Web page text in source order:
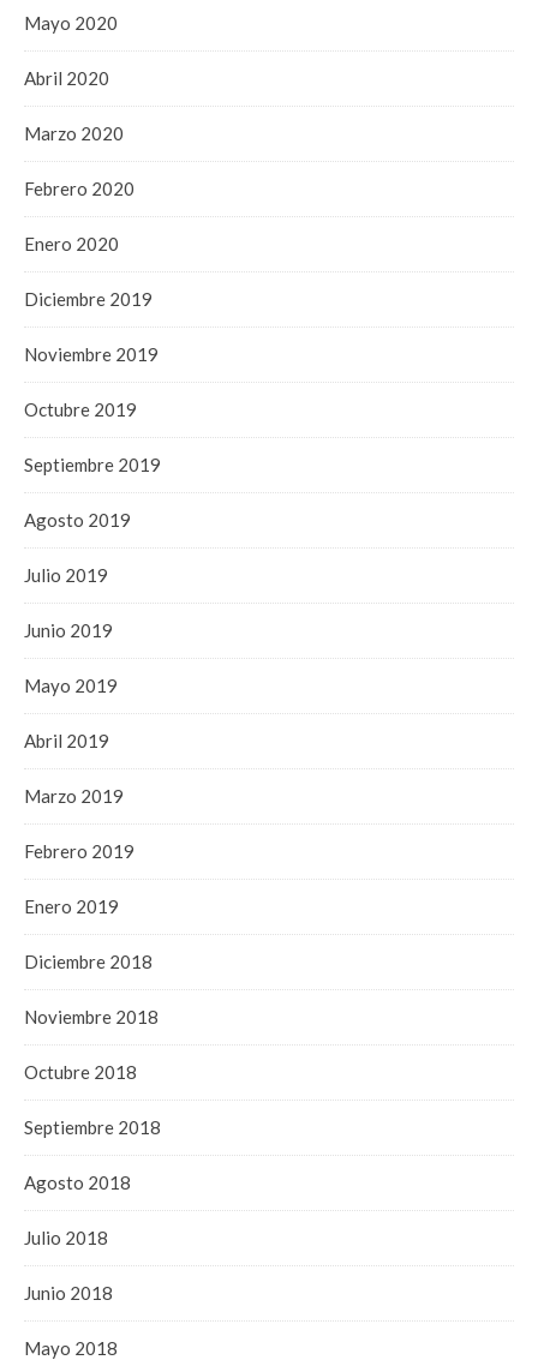
Mayo 2020
Abril 2020
Marzo 2020
Febrero 2020
Enero 2020
Diciembre 2019
Noviembre 2019
Octubre 2019
Septiembre 2019
Agosto 2019
Julio 2019
Junio 2019
Mayo 2019
Abril 2019
Marzo 2019
Febrero 2019
Enero 2019
Diciembre 2018
Noviembre 2018
Octubre 2018
Septiembre 2018
Agosto 2018
Julio 2018
Junio 2018
Mayo 2018